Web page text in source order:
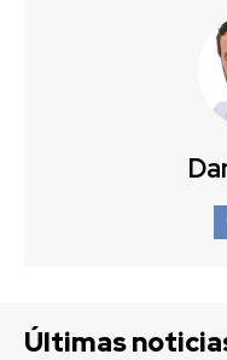
Últimas